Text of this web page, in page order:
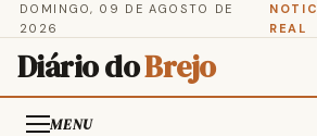
DOMINGO, 09 DE AGOSTO DE
2026
REAL
Diário doBrejo
MENU